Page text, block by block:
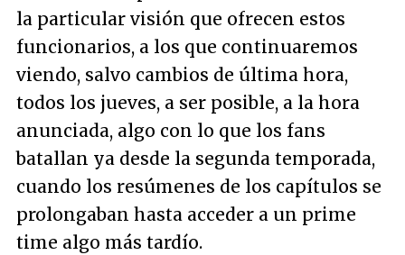
la particular visión que ofrecen estos
funcionarios, a los que continuaremos
viendo, salvo cambios de última hora,
todos los jueves, a ser posible, a la hora
anunciada, algo con lo que los fans
batallan ya desde la segunda temporada,
cuando los resúmenes de los capítulos se
prolongaban hasta acceder a un prime
time algo más tardío.